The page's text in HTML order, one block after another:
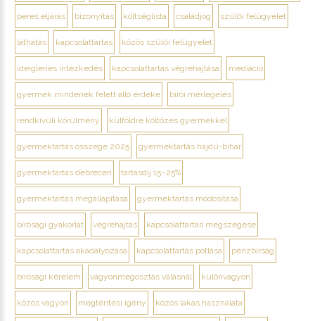
peres eljárás bizonyítás költséglista családjog szülői felügyelet
láthatás kapcsolattartás közös szülői felügyelet
ideiglenes intézkedés kapcsolattartás végrehajtása mediáció
gyermek mindenek felett álló érdeke bírói mérlegelés
rendkívüli körülmény külföldre költözés gyermekkel
gyermektartás összege 2025 gyermektartás hajdú-bihar
gyermektartás debrecen tartásdíj 15–25%
gyermektartás megállapítása gyermektartás módosítása
bírósági gyakorlat végrehajtás kapcsolattartás megszegése
kapcsolattartás akadályozása kapcsolattartás pótlása pénzbírság
bírósági kérelem vagyonmegosztás válásnál különvagyon
közös vagyon megtérítési igény közös lakás használata